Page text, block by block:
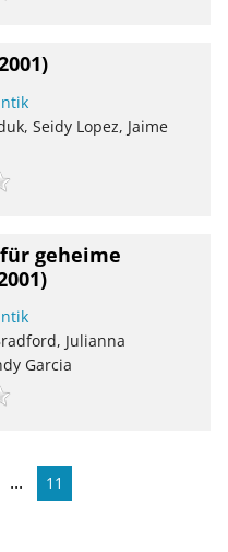
Seidy Lopez, Jaime
geheime
Julianna
Garcia
... 11